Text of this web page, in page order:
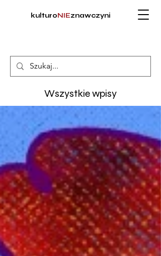
kulturoNIEznawczyni
Wszystkie wpisy